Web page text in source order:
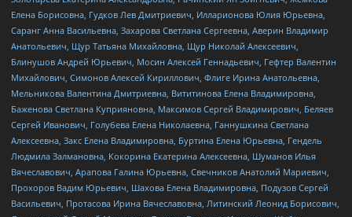
Елена Борисовна, Гудков Лев Дмитриевич, Илларионова Юлия Юрьевна,
Саранг Анна Васильевна, Захарова Светлана Сергеевна, Аверин Владимир
Анатольевич, Щур Татьяна Михайловна, Щур Николай Алексеевич,
Блинушов Андрей Юрьевич, Мосин Алексей Геннадьевич, Гефтер Валентин
Михайлович, Симонов Алексей Кириллович, Флиге Ирина Анатольевна,
Мельникова Валентина Дмитриевна, Вититинова Елена Владимировна,
Баженова Светлана Куприяновна, Максимов Сергей Владимирович, Беляев
Сергей Иванович, Голубева Елена Николаевна, Ганнушкина Светлана
Алексеевна, Закс Елена Владимировна, Буртина Елена Юрьевна, Гендель
Людмила Залмановна, Кокорина Екатерина Алексеевна, Шуманов Илья
Вячеславович, Арапова Галина Юрьевна, Свечников Анатолий Мариевич,
Прохоров Вадим Юрьевич, Шахова Елена Владимировна, Подузов Сергей
Васильевич, Протасова Ирина Вячеславовна, Литинский Леонид Борисович,